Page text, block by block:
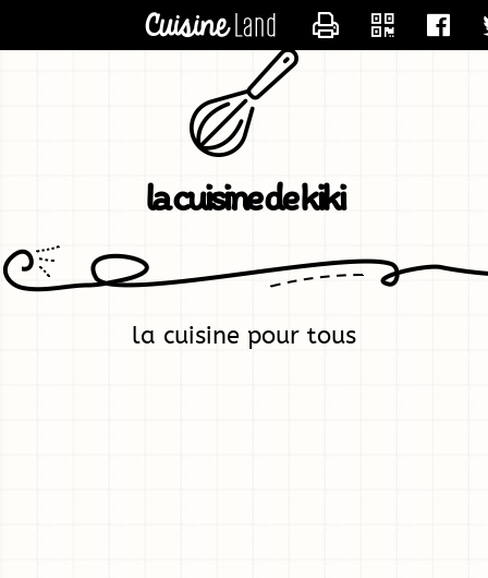
la cuisine de kiki
la cuisine pour tous
CONTACTER